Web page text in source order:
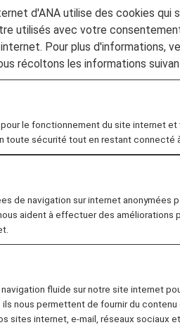
votre voyage
les
sur les équipements et
À bord
d'ANA utilise des cookies
utilisés avec votre
Pour plus d'informations,
récoltons les informations
le fonctionnement du site internet
toute sécurité tout en restant connecté
de navigation sur internet anonymées
aident à effectuer des améliorations
fluide sur notre site internet
nous permettent de fournir du
sites internet, e-mail, réseaux sociaux